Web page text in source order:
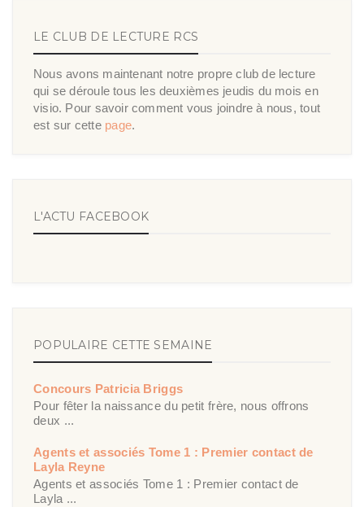
LE CLUB DE LECTURE RCS
Nous avons maintenant notre propre club de lecture
qui se déroule tous les deuxièmes jeudis du mois en
visio. Pour savoir comment vous joindre à nous, tout
est sur cette page.
L'ACTU FACEBOOK
POPULAIRE CETTE SEMAINE
Concours Patricia Briggs
Pour fêter la naissance du petit frère, nous offrons
deux ...
Agents et associés Tome 1 : Premier contact de
Layla Reyne
Agents et associés Tome 1 : Premier contact de
Layla ...